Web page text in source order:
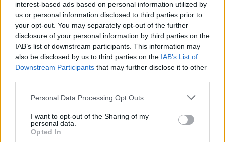
interest-based ads based on personal information utilized by
us or personal information disclosed to third parties prior to
your opt-out. You may separately opt-out of the further
disclosure of your personal information by third parties on the
IAB’s list of downstream participants. This information may
also be disclosed by us to third parties on the IAB’s List of
Downstream Participants that may further disclose it to other
Please note that this website/app uses one or more Google
not limited to your visit or usage behaviour. You may click to
grant or deny consent to Google and its third-party tags to
use your data for below specified purposes in below Google
Personal Data Processing Opt Outs
I want to opt-out of the Sharing of my
personal data.
Opted In
Σχόλια
Σχολίασε εδώ